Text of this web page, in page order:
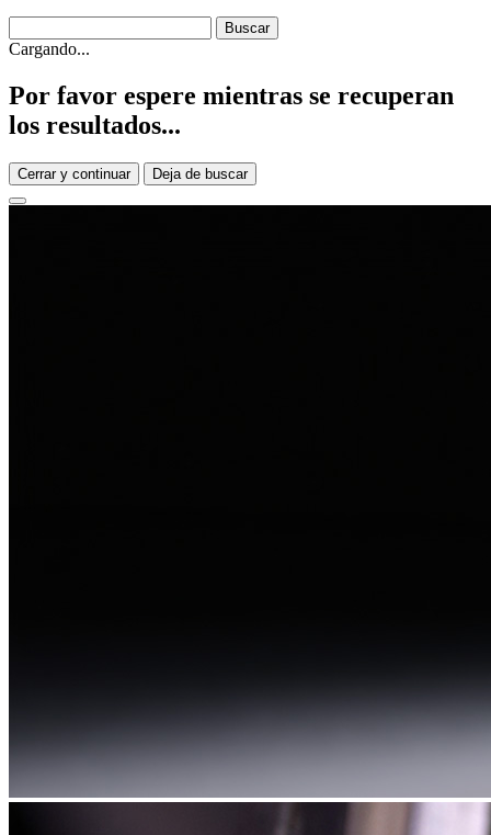
Cargando...
Por favor espere mientras se recuperan
los resultados...
Cerrar y continuar Deja de buscar